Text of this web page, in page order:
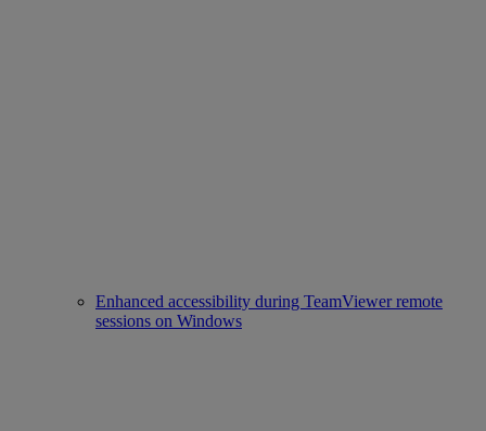
Enhanced accessibility during TeamViewer remote
sessions on Windows